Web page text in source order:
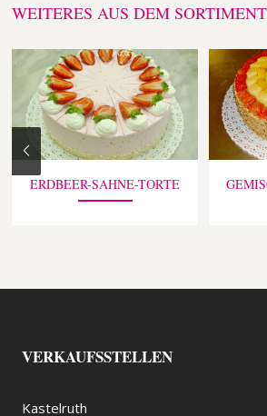
WEITERES AUS DEM SORTIMENT
ERDBEER-SAHNE-TORTE
VERKAUFSSTELLEN
Kastelruth